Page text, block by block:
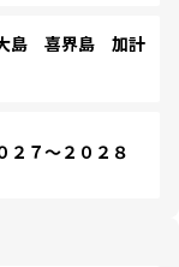
島 喜界島 加計
７～２０２８